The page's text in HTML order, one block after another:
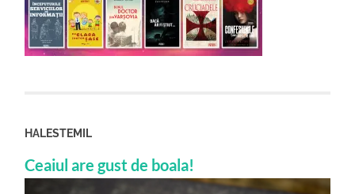
HALESTEMIL
Ceaiul are gust de boala!